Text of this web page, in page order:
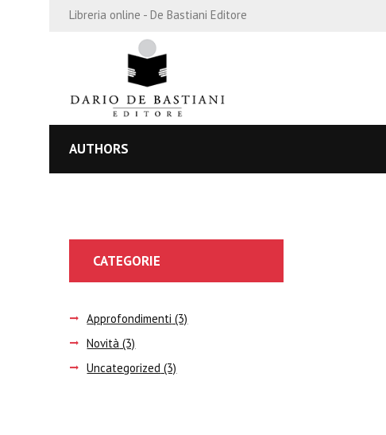
Libreria online - De Bastiani Editore
AUTHORS
CATEGORIE
Approfondimenti (3)
Novità (3)
Uncategorized (3)